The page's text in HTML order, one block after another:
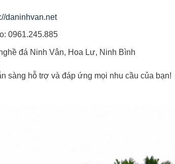
daninhvan.net
0961.245.885
đá Ninh Vân, Hoa Lư, Ninh Bình
sàng hỗ trợ và đáp ứng mọi nhu cầu của bạn!